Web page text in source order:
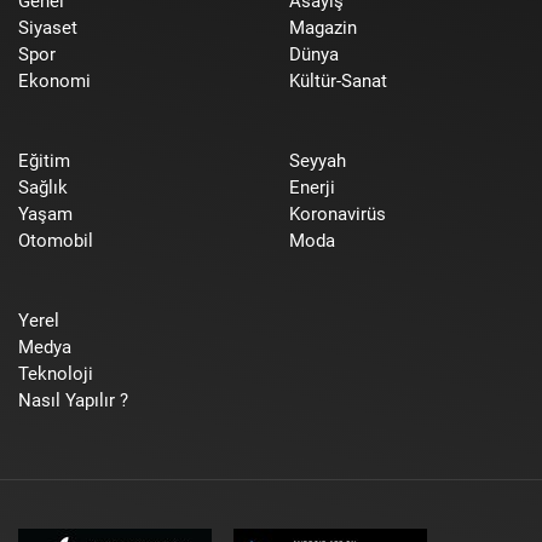
Siyaset
Spor
Ekonomi
Magazin
Dünya
Kültür-Sanat
Eğitim
Sağlık
Yaşam
Otomobil
Seyyah
Enerji
Koronavirüs
Moda
Yerel
Medya
Teknoloji
Nasıl Yapılır ?